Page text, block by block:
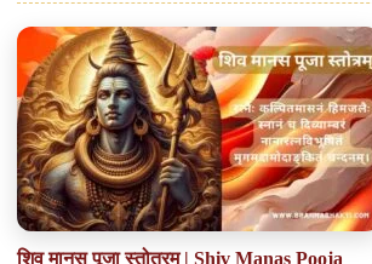
शिव मानस पूजा स्तोत्रम् | Shiv Manas Pooja